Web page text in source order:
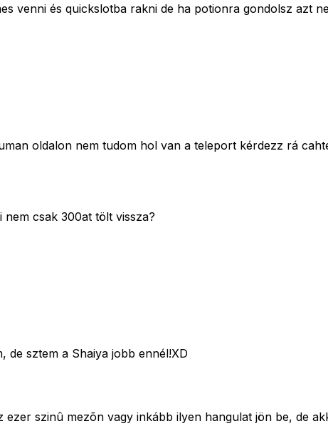
venni és quickslotba rakni de ha potionra gondolsz azt
oldalon nem tudom hol van a teleport kérdezz rá
csak 300at tölt vissza?
de sztem a Shaiya jobb ennél!XD
szinû mezõn vagy inkább ilyen hangulat jön be, de